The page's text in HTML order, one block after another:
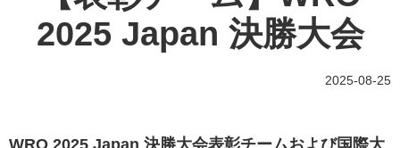
2025 Japan 決勝大会
2025-08-25
WRO 2025 Japan 決勝大会表彰チームおよび国際大